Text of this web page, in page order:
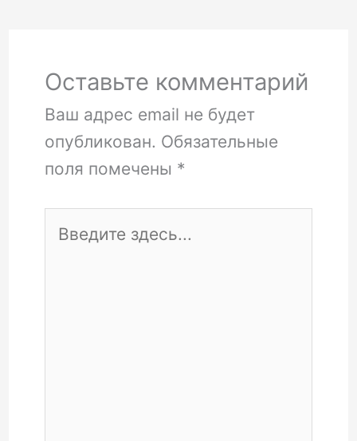
Оставьте комментарий
Ваш адрес email не будет
опубликован. Обязательные
поля помечены *
здесь...